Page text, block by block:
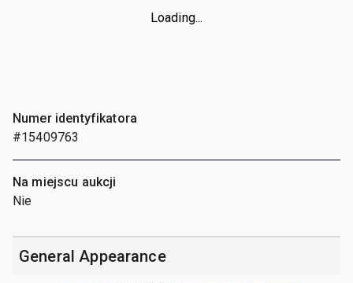
Loading...
Numer identyfikatora
#15409763
Na miejscu aukcji
Nie
General Appearance